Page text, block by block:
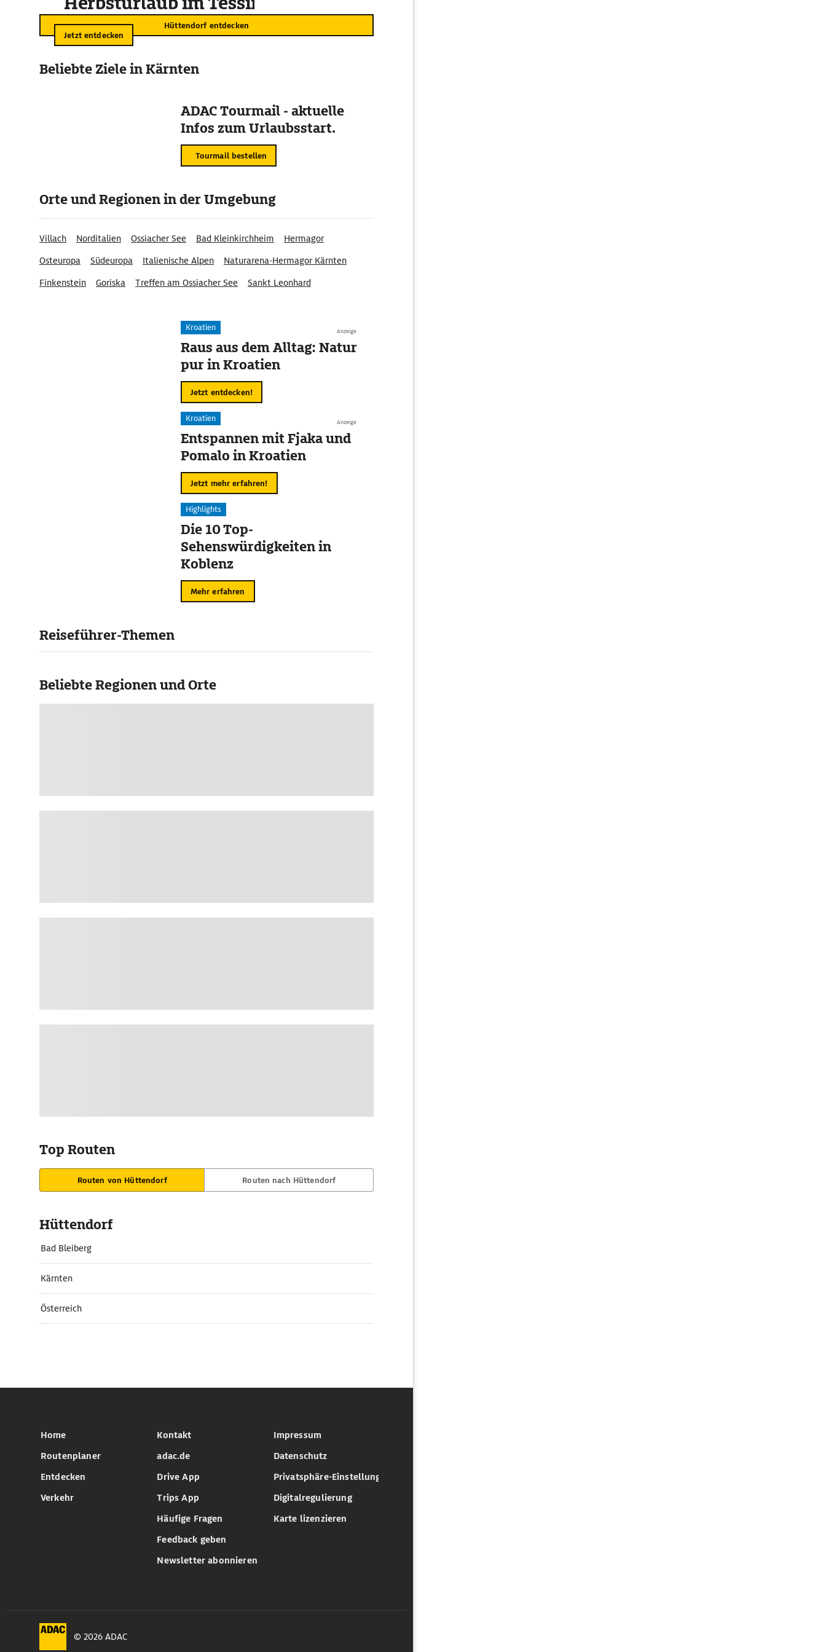
Hüttendorf entdecken
Jetzt entdecken
Beliebte Ziele in Kärnten
ADAC Tourmail - aktuelle
Infos zum Urlaubsstart.
Tourmail bestellen
Orte und Regionen in der Umgebung
Villach Norditalien Ossiacher See Bad Kleinkirchheim
Hermagor
Osteuropa
Südeuropa Italienische Alpen
Naturarena-Hermagor Kärnten
Finkenstein
Goriska Treffen am Ossiacher See
Sankt Leonhard
Anzeige
Kroatien
Raus aus dem Alltag: Natur
pur in Kroatien
Jetzt entdecken!
Anzeige
Kroatien
Entspannen mit Fjaka und
Pomalo in Kroatien
Jetzt mehr erfahren!
Highlights
Die 10 Top-
Sehenswürdigkeiten in
Koblenz
Mehr erfahren
Reiseführer-Themen
Beliebte Regionen und Orte
Top Routen
Routen von Hüttendorf Routen nach Hüttendorf
Hüttendorf
Bad Bleiberg
Kärnten
Österreich
Home
Routenplaner
Entdecken
Verkehr
Kontakt
adac.de
Drive App
Trips App
Häufige Fragen
Feedback geben
Newsletter abonnieren
Impressum
Datenschutz
Privatsphäre-Einstellungen
Digitalregulierung
Karte lizenzieren
© 2026 ADAC